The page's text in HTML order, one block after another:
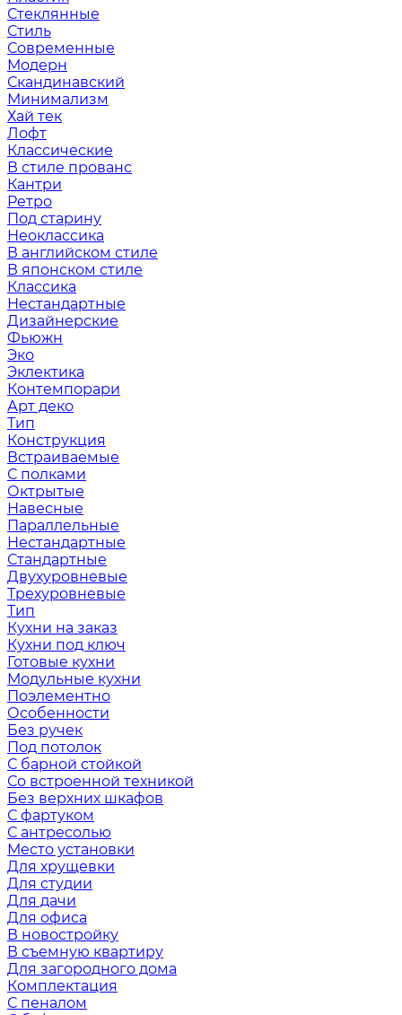
Стеклянные
Стиль
Современные
Модерн
Скандинавский
Минимализм
Хай тек
Лофт
Классические
В стиле прованс
Кантри
Ретро
Под старину
Неоклассика
В английском стиле
В японском стиле
Классика
Нестандартные
Дизайнерские
Фьюжн
Эко
Эклектика
Контемпорари
Арт деко
Тип
Конструкция
Встраиваемые
С полками
Октрытые
Навесные
Параллельные
Нестандартные
Стандартные
Двухуровневые
Трехуровневые
Тип
Кухни на заказ
Кухни под ключ
Готовые кухни
Модульные кухни
Поэлементно
Особенности
Без ручек
Под потолок
С барной стойкой
Со встроенной техникой
Без верхних шкафов
С фартуком
С антресолью
Место установки
Для хрущевки
Для студии
Для дачи
Для офиса
В новостройку
В съемную квартиру
Для загородного дома
Комплектация
С пеналом